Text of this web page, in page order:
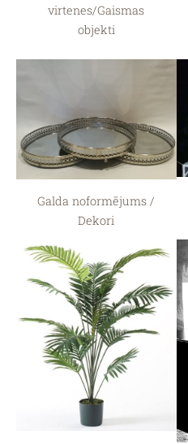
virtenes/Gaismas
objekti
Galda noformējums /
Dekori